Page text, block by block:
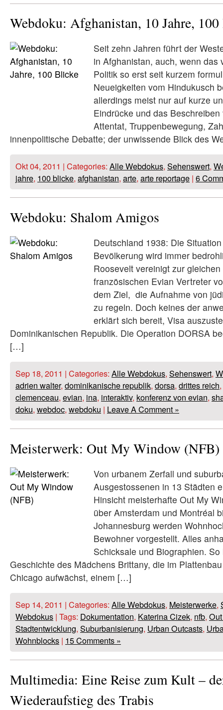
Webdoku: Afghanistan, 10 Jahre,
Seit zehn Jahren führt der
in Afghanistan, auch, wenn das
Politik so erst seit kurzem
Neueigkeiten vom Hindukusch
allerdings meist nur auf kurze
Eindrücke und das
Attentat, Truppenbewegung,
innenpolitische Debatte; der unwissende Blick des
Okt 04, 2011 | Categories: Alle Webdokus, Sehenswert,
jahre, 100 blicke, afghanistan, arte, arte reportage | 6
Webdoku: Shalom Amigos
Deutschland 1938: Die
Bevölkerung wird immer
Roosevelt vereinigt zur
französischen Evian Vertreter
dem Ziel, die Aufnahme von
zu regeln. Doch keines der
erklärt sich bereit, Visa
Dominikanischen Republik. Die Operation DORSA
[…]
Sep 18, 2011 | Categories: Alle Webdokus, Sehenswert,
adrien walter, dominikanische republik, dorsa, drittes reich,
clemenceau, evian, ina, interaktiv, konferenz von evian,
doku, webdoc, webdoku | Leave A Comment »
Meisterwerk: Out My Window (NFB)
Von urbanem Zerfall und
Ausgestossenen in 13 Städten
Hinsicht meisterhafte Out My
über Amsterdam und Montréal
Johannesburg werden
Bewohner vorgestellt. Alles
Schicksale und Biographien.
Geschichte des Mädchens Brittany, die im
Chicago aufwächst, einem […]
Sep 14, 2011 | Categories: Alle Webdokus, Meisterwerke,
Webdokus | Tags: Dokumentation, Katerina Cizek, nfb,
Stadtentwicklung, Suburbanisierung, Urban Outcasts,
Wohnblocks | 15 Comments »
Multimedia: Eine Reise zum Kult –
Wiederaufstieg des Trabis